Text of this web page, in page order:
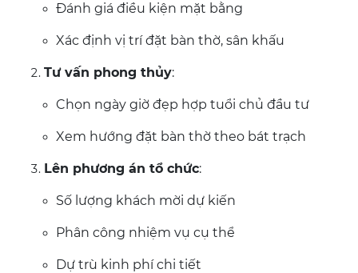
Đánh giá điều kiện mặt bằng
Xác định vị trí đặt bàn thờ, sân khấu
Tư vấn phong thủy:
Chọn ngày giờ đẹp hợp tuổi chủ đầu tư
Xem hướng đặt bàn thờ theo bát trạch
Lên phương án tổ chức:
Số lượng khách mời dự kiến
Phân công nhiệm vụ cụ thể
Dự trù kinh phí chi tiết